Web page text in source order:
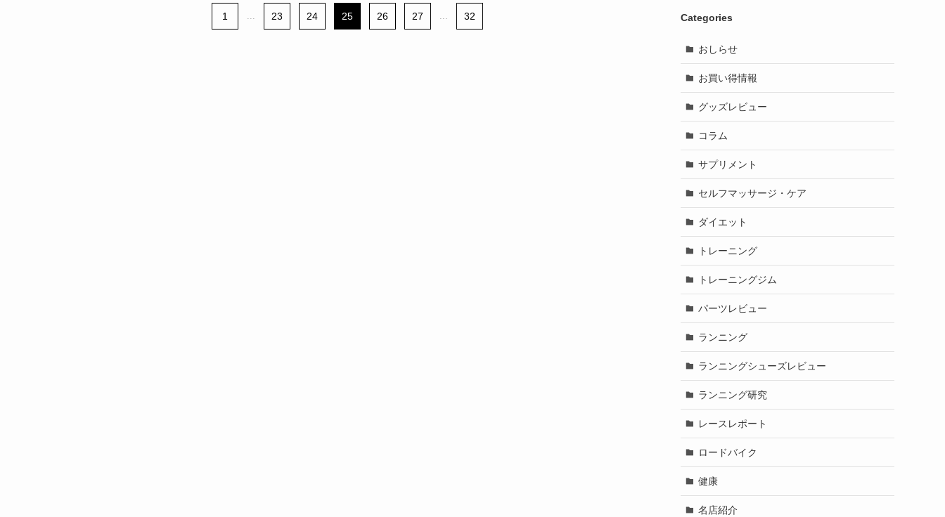
1 ... 23 24 25 26 27 ... 32 Categories
おしらせ
お買い得情報
グッズレビュー
コラム
サプリメント
セルフマッサージ・ケア
ダイエット
トレーニング
トレーニングジム
パーツレビュー
ランニング
ランニングシューズレビュー
ランニング研究
レースレポート
ロードバイク
健康
名店紹介